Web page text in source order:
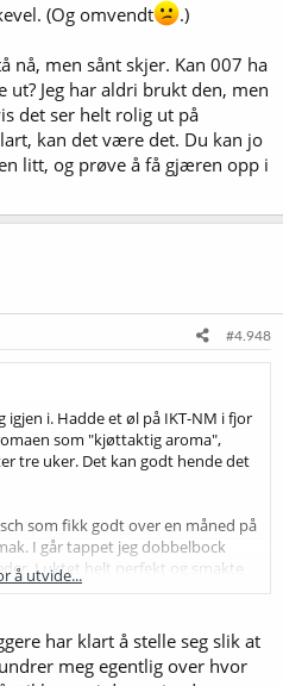
(Og omvendt
.)
nå, men sånt skjer. Kan 007 ha
Jeg har aldri brukt den, men
det ser helt rolig ut på
kan det være det. Du kan jo
litt, og prøve å få gjæren opp i
#4.948
igjen i. Hadde et øl på IKT-NM i fjor
som "kjøttaktig aroma",
tre uker. Det kan godt hende det
som fikk godt over en måned på
I går tappet jeg dobbelbock
Luktet helt perfekt og smakte
Jeg sier som Gahr i Vestkast-
pinne?".
å utvide...
har klart å stelle seg slik at
meg egentlig over hvor